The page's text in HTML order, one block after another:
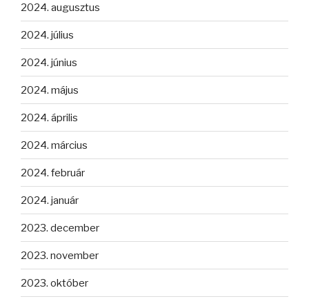
2024. augusztus
2024. július
2024. június
2024. május
2024. április
2024. március
2024. február
2024. január
2023. december
2023. november
2023. október